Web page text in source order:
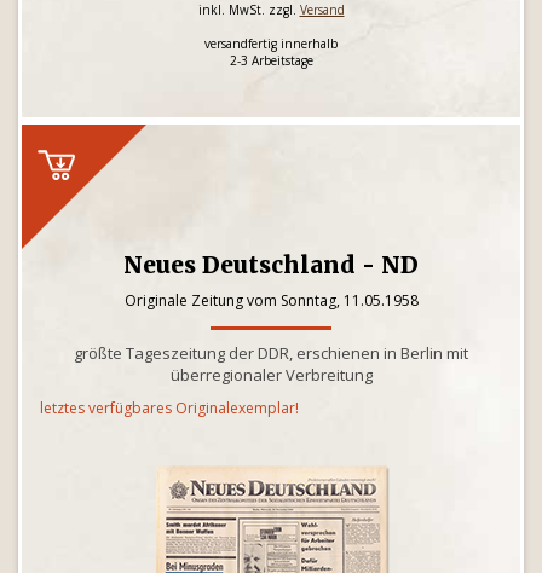
inkl. MwSt. zzgl. Versand
versandfertig innerhalb
2-3 Arbeitstage
Neues Deutschland - ND
Originale Zeitung vom Sonntag, 11.05.1958
größte Tageszeitung der DDR, erschienen in Berlin mit
überregionaler Verbreitung
letztes verfügbares Originalexemplar!